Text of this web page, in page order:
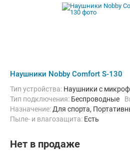
Наушники Nobby Comfort S-130
Тип устройства: Наушники с
Тип подключения: Беспроводные
Назначение: Для спорта,
Пыле- и влагозащита: Есть
Нет в продаже